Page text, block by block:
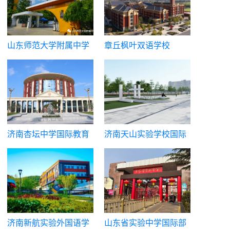
山东师范大学附属中学
国际部
章丘枫叶双语学校
济南杏坛中学国际教育
中心
济南天山实验学校国际
课程中心
济南新航实验外国语学
山东省实验中学国际部